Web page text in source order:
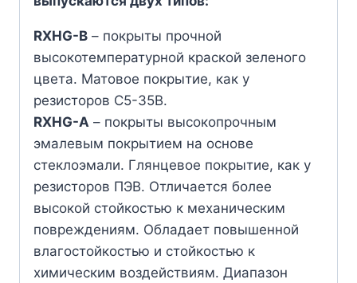
RXHG-B – покрыты прочной
высокотемпературной краской зеленого
цвета. Матовое покрытие, как у
резисторов С5-35В.
RXHG-A – покрыты высокопрочным
эмалевым покрытием на основе
стеклоэмали. Глянцевое покрытие, как у
резисторов ПЭВ. Отличается более
высокой стойкостью к механическим
повреждениям. Обладает повышенной
влагостойкостью и стойкостью к
химическим воздействиям. Диапазон